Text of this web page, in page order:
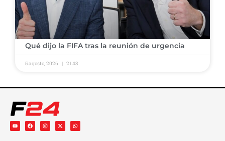
​Qué dijo la FIFA tras la reunión de urgencia
5 agosto, 2026 21:43